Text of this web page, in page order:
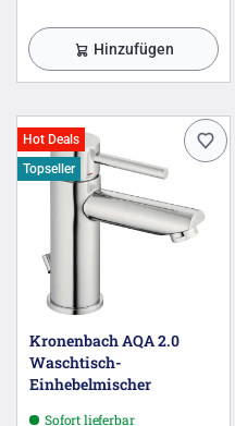
Hinzufügen
Hot Deals
Topseller
Kronenbach AQA 2.0
Waschtisch-
Einhebelmischer
Sofort lieferbar